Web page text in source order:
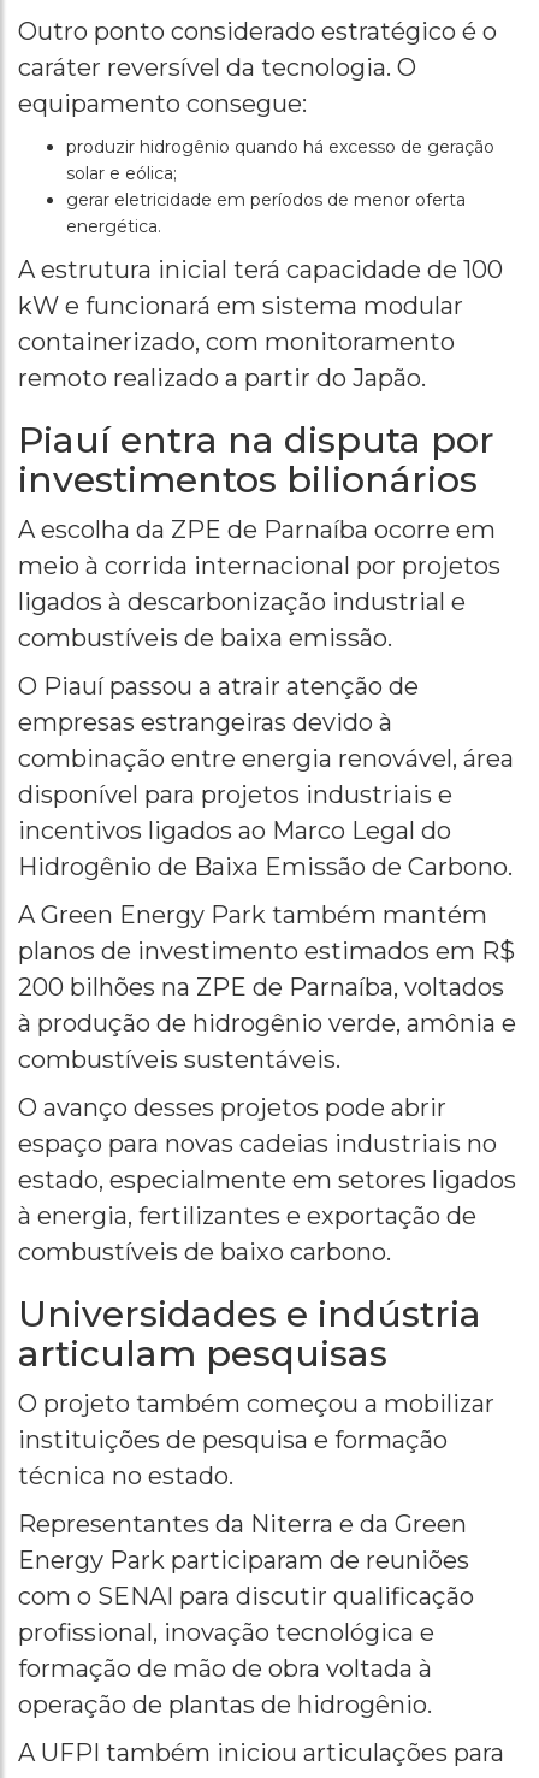
Outro ponto considerado estratégico é o
caráter reversível da tecnologia. O
equipamento consegue:
produzir hidrogênio quando há excesso de geração
solar e eólica;
gerar eletricidade em períodos de menor oferta
energética.
A estrutura inicial terá capacidade de 100
kW e funcionará em sistema modular
containerizado, com monitoramento
remoto realizado a partir do Japão.
Piauí entra na disputa por
investimentos bilionários
A escolha da ZPE de Parnaíba ocorre em
meio à corrida internacional por projetos
ligados à descarbonização industrial e
combustíveis de baixa emissão.
O Piauí passou a atrair atenção de
empresas estrangeiras devido à
combinação entre energia renovável, área
disponível para projetos industriais e
incentivos ligados ao Marco Legal do
Hidrogênio de Baixa Emissão de Carbono.
A Green Energy Park também mantém
planos de investimento estimados em R$
200 bilhões na ZPE de Parnaíba, voltados
à produção de hidrogênio verde, amônia e
combustíveis sustentáveis.
O avanço desses projetos pode abrir
espaço para novas cadeias industriais no
estado, especialmente em setores ligados
à energia, fertilizantes e exportação de
combustíveis de baixo carbono.
Universidades e indústria
articulam pesquisas
O projeto também começou a mobilizar
instituições de pesquisa e formação
técnica no estado.
Representantes da Niterra e da Green
Energy Park participaram de reuniões
com o SENAI para discutir qualificação
profissional, inovação tecnológica e
formação de mão de obra voltada à
operação de plantas de hidrogênio.
A UFPI também iniciou articulações para